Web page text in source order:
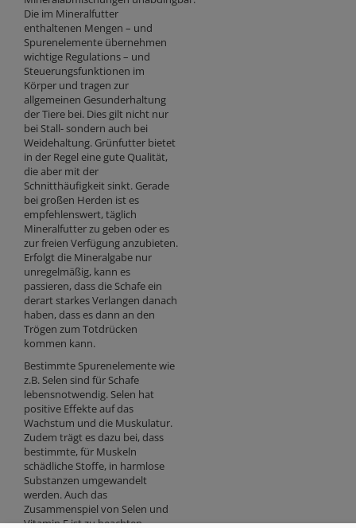
Die im Mineralfutter
enthaltenen Mengen – und
Spurenelemente übernehmen
wichtige Regulations – und
Steuerungsfunktionen im
Körper und tragen zur
allgemeinen Gesunderhaltung
der Tiere bei. Dies gilt nicht nur
bei Stall- sondern auch bei
Weidehaltung. Grünfutter bietet
in der Regel eine gute Qualität,
die aber mit der
Schnitthäufigkeit sinkt. Gerade
bei großen Herden ist es
empfehlenswert, täglich
Mineralfutter zu geben oder es
zur freien Verfügung anzubieten.
Erfolgt die Mineralgabe nur
unregelmäßig, kann es
passieren, dass die Schafe ein
derart starkes Verlangen danach
haben, dass es dann an den
Trögen zum Totdrücken
kommen kann.
Bestimmte Spurenelemente wie
z.B. Selen sind für Schafe
lebensnotwendig. Selen hat
positive Effekte auf das
Wachstum und die Muskulatur.
Zudem trägt es dazu bei, dass
bestimmte, für Muskeln
schädliche Stoffe, in harmlose
Substanzen umgewandelt
werden. Auch das
Zusammenspiel von Selen und
Vitamin E ist zu beachten.